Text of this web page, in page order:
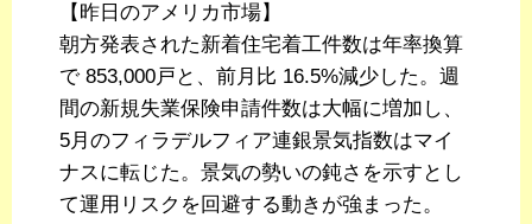
【昨日のアメリカ市場】
朝方発表された新着住宅着工件数は年率換算
で 853,000戸と、前月比 16.5%減少した。週
間の新規失業保険申請件数は大幅に増加し、
5月のフィラデルフィア連銀景気指数はマイ
ナスに転じた。景気の勢いの鈍さを示すとし
て運用リスクを回避する動きが強まった。